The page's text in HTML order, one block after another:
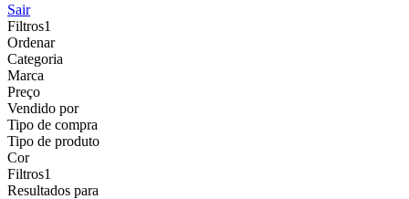
Sair
Filtros1
Ordenar
Categoria
Marca
Preço
Vendido por
Tipo de compra
Tipo de produto
Cor
Filtros1
Resultados para